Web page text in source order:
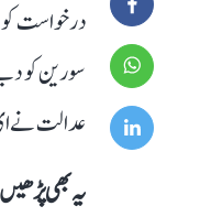
سورین کو
عدالت نے
یہ بھی